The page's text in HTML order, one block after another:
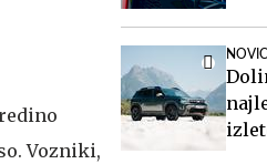
Vozniki,